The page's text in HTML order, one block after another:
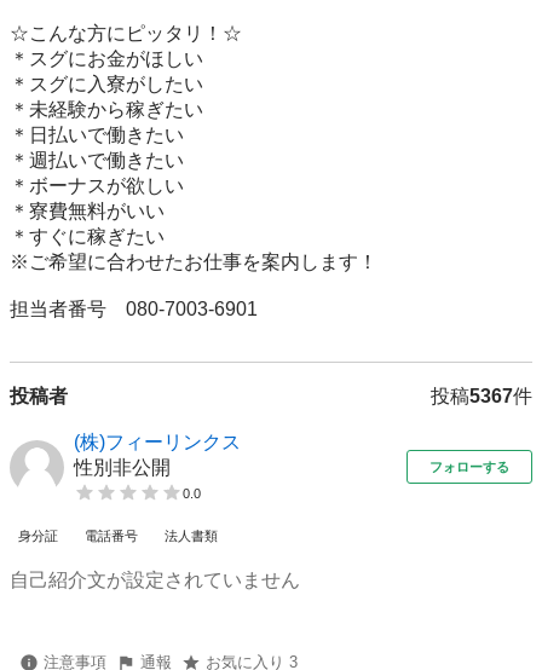
☆こんな方にピッタリ！☆
＊スグにお金がほしい
＊スグに入寮がしたい
＊未経験から稼ぎたい
＊日払いで働きたい
＊週払いで働きたい
＊ボーナスが欲しい
＊寮費無料がいい
＊すぐに稼ぎたい
※ご希望に合わせたお仕事を案内します！
担当者番号　080-7003-6901
投稿者 投稿5367件
(株)フィーリンクス
性別非公開
0.0
フォローする
身分証 電話番号 法人書類
自己紹介文が設定されていません
注意事項 通報 お気に入り 3